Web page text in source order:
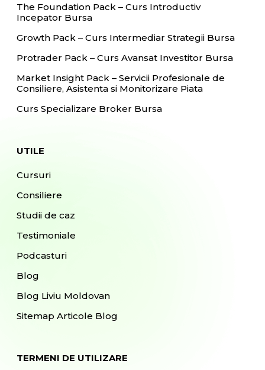
The Foundation Pack – Curs Introductiv
Incepator Bursa
Growth Pack – Curs Intermediar Strategii Bursa
Protrader Pack – Curs Avansat Investitor Bursa
Market Insight Pack – Servicii Profesionale de
Consiliere, Asistenta si Monitorizare Piata
Curs Specializare Broker Bursa
UTILE
Cursuri
Consiliere
Studii de caz
Testimoniale
Podcasturi
Blog
Blog Liviu Moldovan
Sitemap Articole Blog
TERMENI DE UTILIZARE